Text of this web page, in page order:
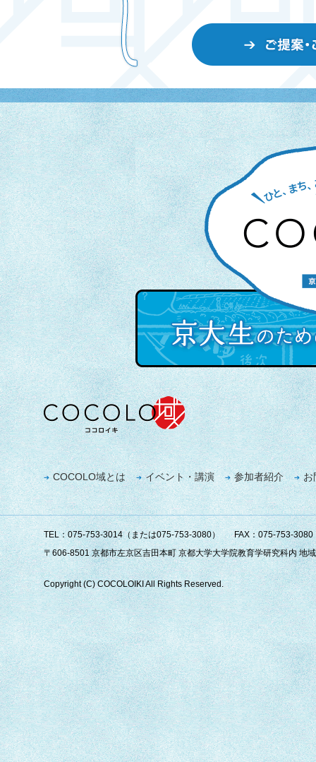
COCOLO域とは イベント・講演 参加者紹介 お
TEL：075-753-3014（または075-753-3080）
FAX：075-753-3080
〒606-8501 京都市左京区吉田本町 京都大学大学院教育学研究科内 地
Copyright (C) COCOLOIKI All Rights Reserved.